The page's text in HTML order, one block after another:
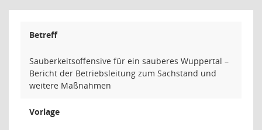
Betreff
Sauberkeitsoffensive für ein sauberes Wuppertal –
Bericht der Betriebsleitung zum Sachstand und
weitere Maßnahmen
Vorlage